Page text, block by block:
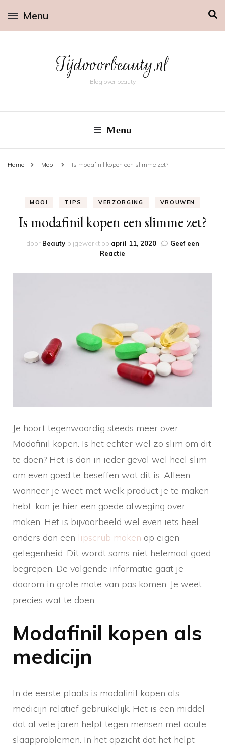
Menu
Tijdvoorbeauty.nl
Blog over beauty
Menu
Home Mooi Is modafinil kopen een slimme zet?
MOOI TIPS VERZORGING VROUWEN
Is modafinil kopen een slimme zet?
door Beauty bijgewerkt op april 11, 2020
Geef een
Reactie
modafinil
Je hoort tegenwoordig steeds meer over
Modafinil kopen. Is het echter wel zo slim om dit
te doen? Het is dan in ieder geval wel heel slim
om even goed te beseffen wat dit is. Alleen
wanneer je weet met welk product je te maken
hebt, kan je hier een goede afweging over
maken. Het is bijvoorbeeld wel even iets heel
anders dan een lipscrub maken op eigen
gelegenheid. Dit wordt soms niet helemaal goed
begrepen. De volgende informatie gaat je
daarom in grote mate van pas komen. Je weet
precies wat te doen.
Modafinil kopen als
medicijn
In de eerste plaats is modafinil kopen als
medicijn relatief gebruikelijk. Het is een middel
dat al vele jaren helpt tegen mensen met acute
slaapproblemen. In het opzicht dat het helpt